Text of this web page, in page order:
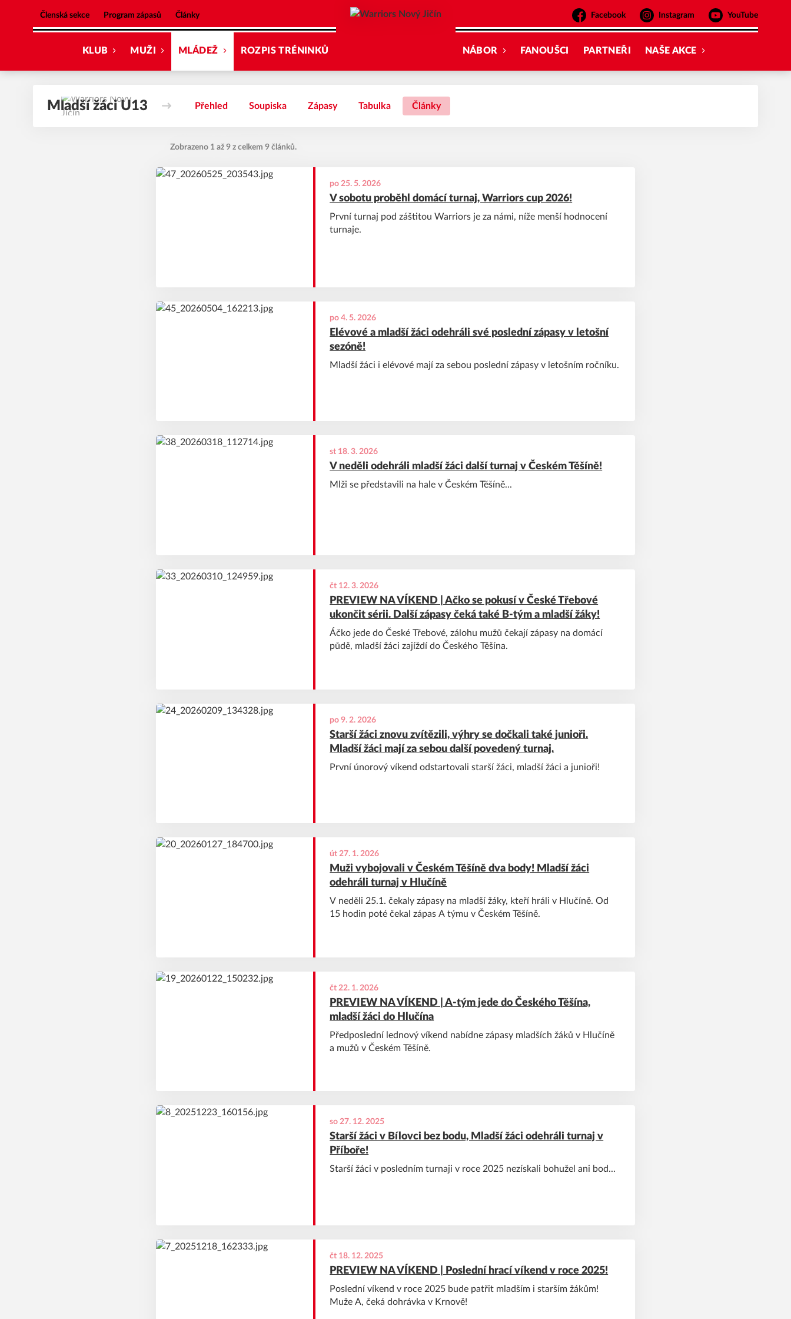
Členská sekce Program zápasů Články Facebook Instagram YouTube
KLUB MUŽI MLÁDEŽ ROZPIS TRÉNINKŮ NÁBOR FANOUŠCI PARTNEŘI NAŠE AKCE
Mladší žáci U13 Přehled Soupiska Zápasy Tabulka Články
Zobrazeno 1 až 9 z celkem 9 článků.
po 25. 5. 2026
V sobotu proběhl domácí turnaj, Warriors cup 2026!
První turnaj pod záštitou Warriors je za námi, níže menší hodnocení
turnaje.
po 4. 5. 2026
Elévové a mladší žáci odehráli své poslední zápasy v letošní
sezóně!
Mladší žáci i elévové mají za sebou poslední zápasy v letošním ročníku.
st 18. 3. 2026
V neděli odehráli mladší žáci další turnaj v Českém Těšíně!
Mlži se představili na hale v Českém Těšíně...
čt 12. 3. 2026
PREVIEW NA VÍKEND | Ačko se pokusí v České Třebové
ukončit sérii. Další zápasy čeká také B-tým a mladší žáky!
Áčko jede do České Třebové, zálohu mužů čekají zápasy na domácí
půdě, mladší žáci zajíždí do Českého Těšína.
po 9. 2. 2026
Starší žáci znovu zvítězili, výhry se dočkali také junioři.
Mladší žáci mají za sebou další povedený turnaj.
První únorový víkend odstartovali starší žáci, mladší žáci a junioři!
út 27. 1. 2026
Muži vybojovali v Českém Těšíně dva body! Mladší žáci
odehráli turnaj v Hlučíně
V neděli 25.1. čekaly zápasy na mladší žáky, kteří hráli v Hlučíně. Od
15 hodin poté čekal zápas A týmu v Českém Těšíně.
čt 22. 1. 2026
PREVIEW NA VÍKEND | A-tým jede do Českého Těšína,
mladší žáci do Hlučína
Předposlední lednový víkend nabídne zápasy mladších žáků v Hlučíně
a mužů v Českém Těšíně.
so 27. 12. 2025
Starší žáci v Bílovci bez bodu, Mladší žáci odehráli turnaj v
Příboře!
Starší žáci v posledním turnaji v roce 2025 nezískali bohužel ani bod...
čt 18. 12. 2025
PREVIEW NA VÍKEND | Poslední hrací víkend v roce 2025!
Poslední víkend v roce 2025 bude patřit mladším i starším žákům!
Muže A, čeká dohrávka v Krnově!